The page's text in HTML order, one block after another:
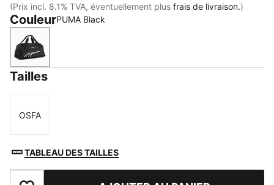
(Prix incl. 8.1% TVA, éventuellement plus frais de livraison.)
CouleurPUMA Black
PUMA Black
Tailles
Taille
OSFA
TABLEAU DES TAILLES